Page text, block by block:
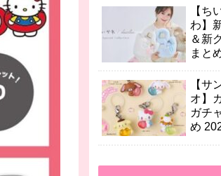
フル
チャ
おり
コン
場！
【ち
わ】
＆新
まと
映画
島の
セブ
続々
【サ
オ】
ガチ
め
るし